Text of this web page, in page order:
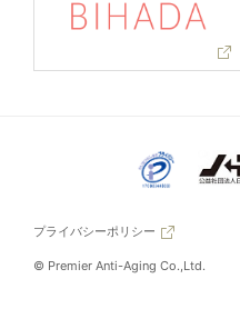
プライバシーポリシー
© Premier Anti-Aging Co.,Ltd.